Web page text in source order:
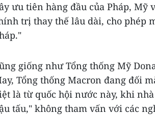
ưu tiên hàng đầu của Pháp, Mỹ
trị thay thế lâu dài, cho phép
giống như Tổng thống Mỹ
Tổng thống Macron đang đối
là từ quốc hội nước này, khi
tấu," không tham vấn với các